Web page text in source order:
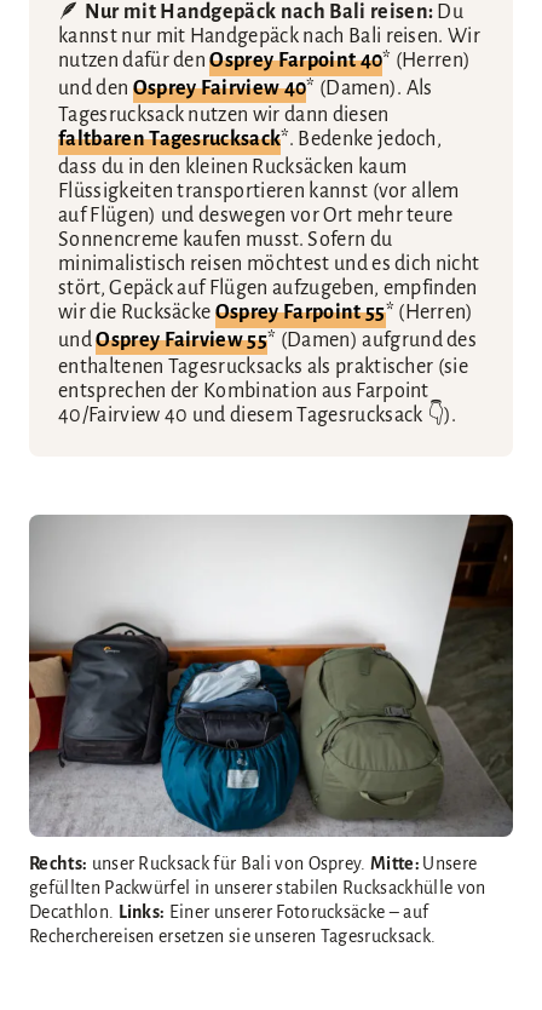
🪶 Nur mit Handgepäck nach Bali reisen: Du
kannst nur mit Handgepäck nach Bali reisen. Wir
nutzen dafür denOsprey Farpoint 40* (Herren)
und den Osprey Fairview 40* (Damen). Als
Tagesrucksack nutzen wir dann diesen
faltbaren Tagesrucksack*. Bedenke jedoch,
dass du in den kleinen Rucksäcken kaum
Flüssigkeiten transportieren kannst (vor allem
auf Flügen) und deswegen vor Ort mehr teure
Sonnencreme kaufen musst. Sofern du
minimalistisch reisen möchtest und es dich nicht
stört, Gepäck auf Flügen aufzugeben, empfinden
wir die Rucksäcke Osprey Farpoint 55* (Herren)
undOsprey Fairview 55* (Damen) aufgrund des
enthaltenen Tagesrucksacks als praktischer (sie
entsprechen der Kombination aus Farpoint
40/Fairview 40 und diesem Tagesrucksack 👇).
Rechts: unser Rucksack für Bali von Osprey.Mitte: Unsere
gefüllten Packwürfel in unserer stabilen Rucksackhülle von
Decathlon.
Links: Einer unserer Fotorucksäcke – auf
Recherchereisen ersetzen sie unseren Tagesrucksack.